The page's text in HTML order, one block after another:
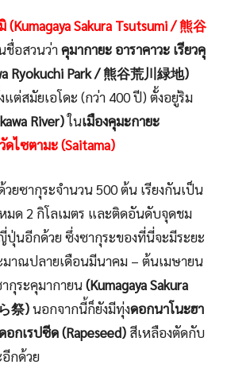
Sakura Tsutsumi / 熊谷
ชื่อสวนว่าคุมากายะ อาราคาวะ เรียวคุ
Ryokuchi Park / 熊谷荒川緑地)
ต่สมัยเอโดะ (กว่า 400 ปี) ตั้งอยู่ริม
River)ในเมืองคุมะกายะ
ดไซตามะ (Saitama)
ยซากุระจำนวน 500 ต้น เรียงกันเป็น
มด 2 กิโลเมตร และติดอันดับจุดชม
ปุ่นอีกด้วย ซึ่งซากุระของที่นี่จะมีระยะ
มาณปลายเดือนมีนาคม – ต้นเมษายน
กุระคุมากายน(Kumagaya Sakura
祭)นอกจากนี้ก็ยังมีทุ่งดอกนาโนะฮา
อกเรปซีด (Rapeseed) สีเหลืองตัดกับ
กด้วย